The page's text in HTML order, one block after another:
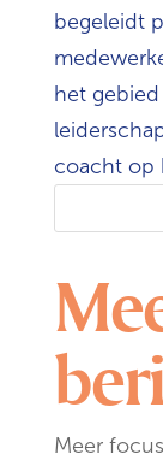
begeleidt
het
coacht op
Meer